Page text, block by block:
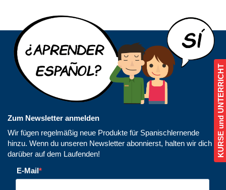
KURSE und UNTERRICHT
Zum Newsletter anmelden
Wir fügen regelmäßig neue Produkte für Spanischlernende
hinzu. Wenn du unseren Newsletter abonnierst, halten wir dich
darüber auf dem Laufenden!
E-Mail